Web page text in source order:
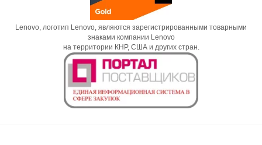
Lenovo, логотип Lenovo, являются зарегистрированными товарными
знаками компании Lenovo
на территории КНР, США и других стран.